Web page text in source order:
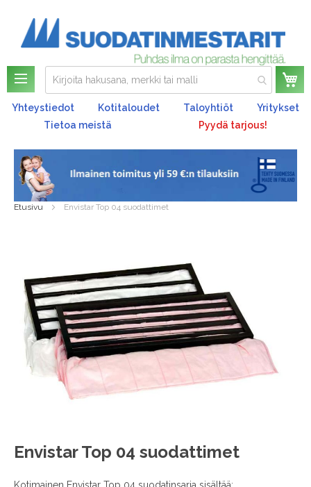
Yhteystiedot Kotitaloudet Taloyhtiöt
Yritykset
Tietoa meistä
Pyydä tarjous!
Etusivu Envistar Top 04 suodattimet
Envistar Top 04 suodattimet
Kotimainen Envistar Top 04 suodatinsarja sisältää:
the
images
gallery
Skip
to